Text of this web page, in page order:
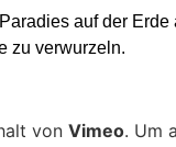
auf der Erde
zu verwurzeln.
von Vimeo. Um